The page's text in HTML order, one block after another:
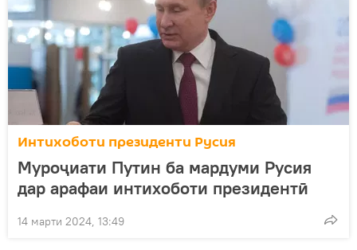
Интихоботи президенти Русия
Муроҷиати Путин ба мардуми Русия
дар арафаи интихоботи президентӣ
14 марти 2024, 13:49